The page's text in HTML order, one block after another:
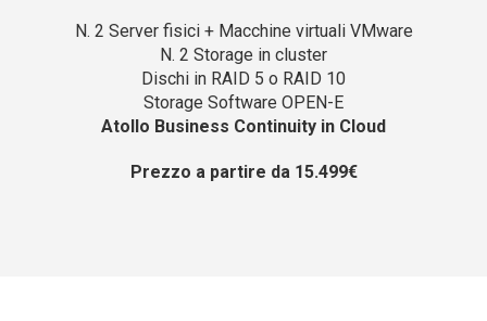
N. 2 Server fisici + Macchine virtuali VMware
N. 2 Storage in cluster
Dischi in RAID 5 o RAID 10
Storage Software OPEN-E
Atollo Business Continuity in Cloud
Prezzo a partire da 15.499€